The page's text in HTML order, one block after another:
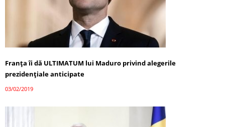
Franța îi dă ULTIMATUM lui Maduro privind alegerile
prezidenţiale anticipate
03/02/2019